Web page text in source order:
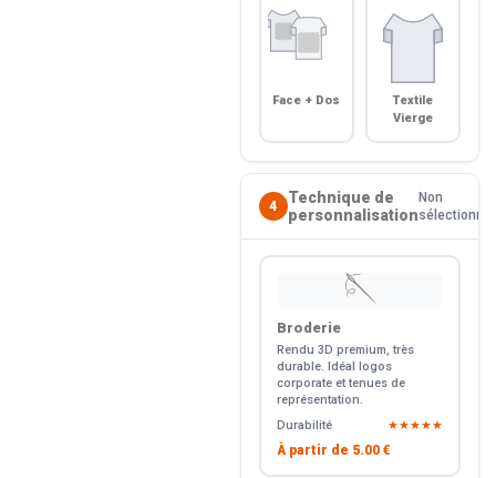
Face + Dos
Textile
Vierge
4
Technique de
personnalisation
Non
sélectionné
🪡
Broderie
Rendu 3D premium, très
durable. Idéal logos
corporate et tenues de
représentation.
Durabilité
★★★★★
À partir de 5.00 €